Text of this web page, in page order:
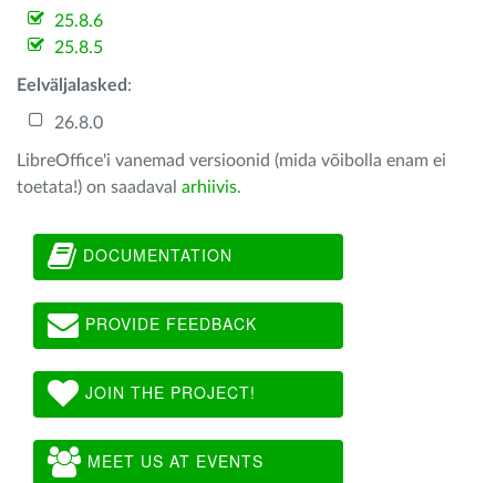
25.8.6
25.8.5
Eelväljalasked :
26.8.0
LibreOffice'i vanemad versioonid (mida võibolla enam ei
toetata!) on saadaval arhiivis.
DOCUMENTATION
PROVIDE FEEDBACK
JOIN THE PROJECT!
MEET US AT EVENTS